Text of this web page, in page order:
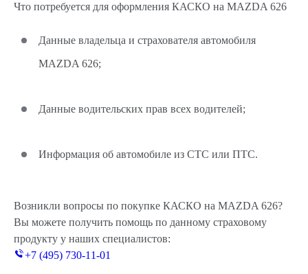
Что потребуется для оформления КАСКО на MAZDA 626
Данные владельца и страхователя автомобиля
MAZDA 626;
Данные водительских прав всех водителей;
Информация об автомобиле из СТС или ПТС.
Возникли вопросы по покупке КАСКО на MAZDA 626?
Вы можете получить помощь по данному страховому
продукту у наших специалистов:
+7 (495) 730-11-01